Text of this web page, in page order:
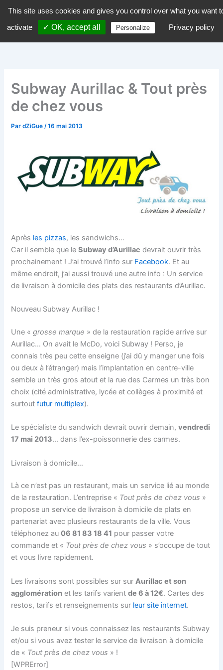
contenu
dZiGue
Subway Aurillac & Tout près
de chez vous
PardZiGue/16 mai 2013
Après les pizzas, les sandwichs…
Car il semble que leSubway d’Aurillac devrait ouvrir très
prochainement ! J’ai trouvé l’info sur Facebook. Et au
même endroit, j’ai aussi trouvé une autre info : Un service
de livraison à domicile des plats des restaurants d’Aurillac.
Nouveau Subway Aurillac !
Une «grosse marque » de la restauration rapide arrive sur
Aurillac… On avait le McDo, voici Subway ! Perso, je
connais très peu cette enseigne (j’ai dû y manger une fois
ou deux à l’étranger) mais l’implantation en centre-ville
semble un très gros atout et la rue des Carmes un très bon
choix (cité administrative, lycée et collèges à proximité et
surtoutfutur multiplex).
Le spécialiste du sandwich devrait ouvrir demain,vendredi
17 mai 2013… dans l’ex-poissonnerie des carmes.
Livraison à domicile…
Là ce n’est pas un restaurant, mais un service lié au monde
de la restauration. L’entreprise « Tout près de chez vous »
propose un service de livraison à domicile de plats en
partenariat avec plusieurs restaurants de la ville. Vous
téléphonez au06 81 83 18 41 pour passer votre
commande et « Tout près de chez vous » s’occupe de tout
et vous livre rapidement.
Les livraisons sont possibles sur surAurillac et son
agglomération et les tarifs varientde 6 à 12€. Cartes des
restos, tarifs et renseignements sur leur site internet.
Je suis preneur si vous connaissez les restaurants Subway
et/ou si vous avez tester le service de livraison à domicile
de « Tout près de chez vous » !
[WPRError]
This site uses cookies and gives you control over what you want
activate
✓ OK, accept all Personalize Privacy policy